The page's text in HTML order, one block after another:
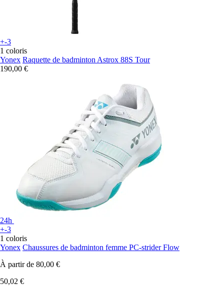
+-3
1 coloris
Yonex Raquette de badminton Astrox 88S Tour
190,00 €
24h
+-3
1 coloris
Yonex Chaussures de badminton femme PC-strider Flow
À partir de 80,00 €
50,02 €